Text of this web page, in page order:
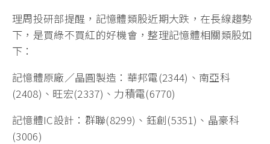
理周投研部提醒，記憶體類股近期大跌，在長線趨勢
下，是買綠不買紅的好機會，整理記憶體相關類股如
下：
記憶體原廠／晶圓製造：華邦電(2344)、南亞科
(2408)、旺宏(2337)、力積電(6770)
記憶體IC設計：群聯(8299)、鈺創(5351)、晶豪科
(3006)